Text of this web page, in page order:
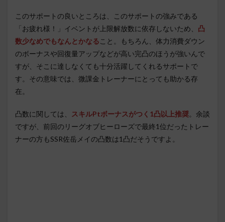
このサポートの良いところは、このサポートの強みである
「お疲れ様！」イベントが上限解放数に依存しないため、 凸
数少なめでもなんとかなる こと。もちろん、体力消費ダウン
のボーナスや回復量アップなどが高い完凸のほうが強いんで
すが、そこに達しなくても十分活躍してくれるサポートで
す。その意味では、微課金トレーナーにとっても助かる存
在。
凸数に関しては、 スキルPtボーナスがつく1凸以上推奨。余談
ですが、前回のリーグオブヒーローズで最終1位だったトレー
ナーの方もSSR佐岳メイの凸数は1凸だそうですよ。